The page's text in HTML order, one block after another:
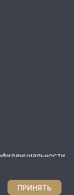
ПРИНЯТЬ